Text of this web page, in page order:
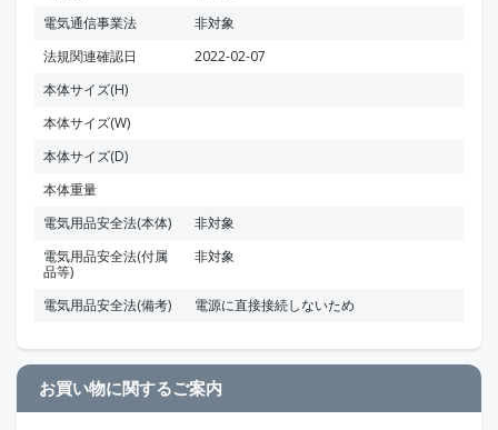
電気通信事業法
非対象
法規関連確認日
2022-02-07
本体サイズ(H)
本体サイズ(W)
本体サイズ(D)
本体重量
電気用品安全法(本体)
非対象
電気用品安全法(付属
品等)
非対象
電気用品安全法(備考) 電源に直接接続しないため
お買い物に関するご案内